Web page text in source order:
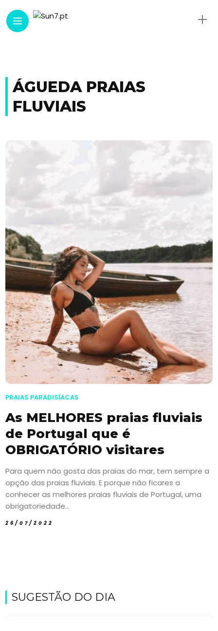
ÁGUEDA PRAIAS
FLUVIAIS
PRAIAS PARADISÍACAS
As MELHORES praias fluviais
de Portugal que é
OBRIGATÓRIO visitares
Para quem não gosta das praias do mar, tem sempre a
opção das praias fluviais. E porque não ficares a
conhecer as melhores praias fluviais de Portugal, uma
obrigatoriedade...
26/07/2022
SUGESTÃO DO DIA